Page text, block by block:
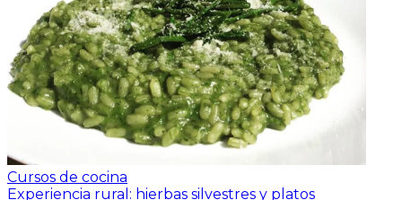
Cursos de cocina
Experiencia rural: hierbas silvestres y platos